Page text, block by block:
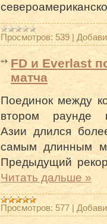
Просмотров: 539
FD и Everlast
матча
Поединок между
втором раунде
Азии длился
самым длинным
Предыдущий
Читать дальше »
Просмотров: 577